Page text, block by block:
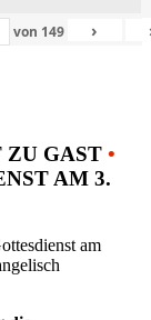
von 149 ›
ZU GAST •
AM 3.
am